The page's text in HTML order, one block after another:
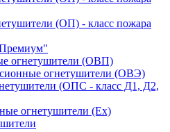
(ОП) - класс пожара
огнетушители (ОВП)
огнетушители (ОВЭ)
(ОПС - класс Д1, Д2,
огнетушители (Ex)